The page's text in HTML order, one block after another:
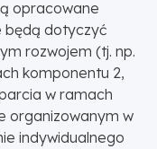
opracowane
będą dotyczyć
rozwojem (tj. np.
komponentu 2,
w ramach
organizowanym w
indywidualnego